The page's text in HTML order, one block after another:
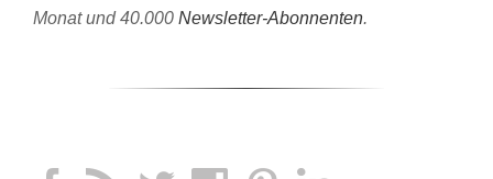
Monat und 40.000 Newsletter-Abonnenten.